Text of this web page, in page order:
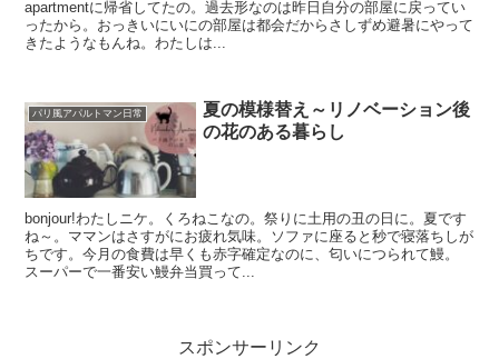
apartmentに帰省してたの。過去形なのは昨日自分の部屋に戻ってい
ったから。おっきいにいにの部屋は都会だからさしずめ避暑にやって
きたようなもんね。わたしは...
パリ風アパルトマン日常
夏の模様替え～リノベーション後
の花のある暮らし
bonjour!わたしニケ。くろねこなの。祭りに土用の丑の日に。夏です
ね～。ママンはさすがにお疲れ気味。ソファに座ると秒で寝落ちしが
ちです。今月の食費は早くも赤字確定なのに、匂いにつられて鰻。
スーパーで一番安い鰻弁当買って...
スポンサーリンク